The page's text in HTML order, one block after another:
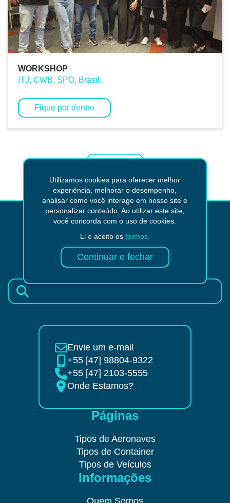
WORKSHOP
ITJ, CWB, SPO, Brasil.
Fique por dentro
Não encontrou o que
procurava?
Envie um e-mail
+55 [47] 98804-9322
+55 [47] 2103-5555
Onde Estamos?
Páginas
Tipos de Aeronaves
Tipos de Container
Tipos de Veículos
Informações
Utilizamos cookies para oferecer melhor
experiência, melhorar o desempenho,
analisar como você interage em nosso site e
personalizar conteúdo. Ao utilizar este site,
você concorda com o uso de cookies.
Li e aceito os termos.